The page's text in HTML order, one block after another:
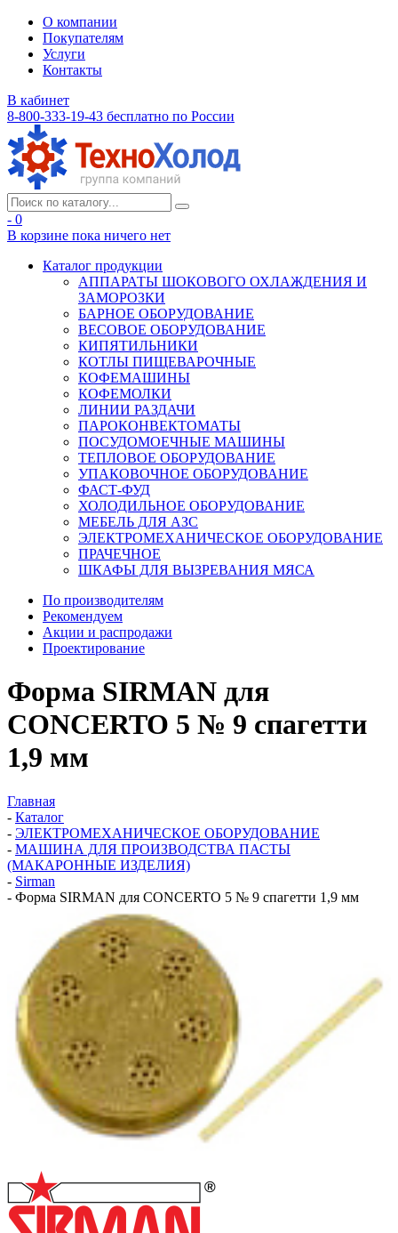
О компании
Покупателям
Услуги
Контакты
В кабинет
8-800-333-19-43 бесплатно по России
- 0
В корзине пока ничего нет
Каталог продукции
АППАРАТЫ ШОКОВОГО ОХЛАЖДЕНИЯ И
ЗАМОРОЗКИ
БАРНОЕ ОБОРУДОВАНИЕ
ВЕСОВОЕ ОБОРУДОВАНИЕ
КИПЯТИЛЬНИКИ
КОТЛЫ ПИЩЕВАРОЧНЫЕ
КОФЕМАШИНЫ
КОФЕМОЛКИ
ЛИНИИ РАЗДАЧИ
ПАРОКОНВЕКТОМАТЫ
ПОСУДОМОЕЧНЫЕ МАШИНЫ
ТЕПЛОВОЕ ОБОРУДОВАНИЕ
УПАКОВОЧНОЕ ОБОРУДОВАНИЕ
ФАСТ-ФУД
ХОЛОДИЛЬНОЕ ОБОРУДОВАНИЕ
МЕБЕЛЬ ДЛЯ АЗС
ЭЛЕКТРОМЕХАНИЧЕСКОЕ ОБОРУДОВАНИЕ
ПРАЧЕЧНОЕ
ШКАФЫ ДЛЯ ВЫЗРЕВАНИЯ МЯСА
По производителям
Рекомендуем
Акции и распродажи
Проектирование
Форма SIRMAN для
CONCERTO 5 № 9 спагетти
1,9 мм
Главная
- Каталог
- ЭЛЕКТРОМЕХАНИЧЕСКОЕ ОБОРУДОВАНИЕ
- МАШИНА ДЛЯ ПРОИЗВОДСТВА ПАСТЫ
(МАКАРОННЫЕ ИЗДЕЛИЯ)
- Sirman
- Форма SIRMAN для CONCERTO 5 № 9 спагетти 1,9 мм